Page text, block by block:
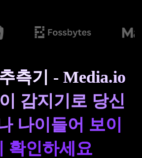
측기 - Media.io
감지기로 당신
나이들어 보이
확인하세요